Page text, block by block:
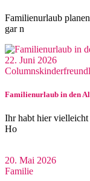
Familienurlaub
gar n
22. Juni 2026
Columns
Familienurlaub in den
Ihr habt hier vielleicht
Ho
20. Mai 2026
Familie